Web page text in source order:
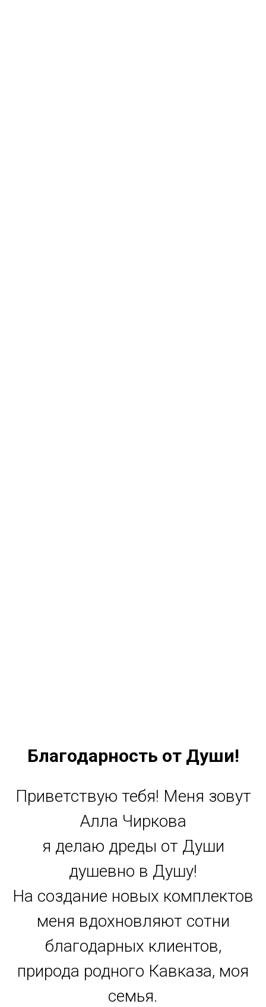
Благодарность от Души!
Приветствую тебя! Меня зовут
Алла Чиркова
я делаю дреды от Души
душевно в Душу!
На создание новых комплектов
меня вдохновляют сотни
благодарных клиентов,
природа родного Кавказа, моя
семья.